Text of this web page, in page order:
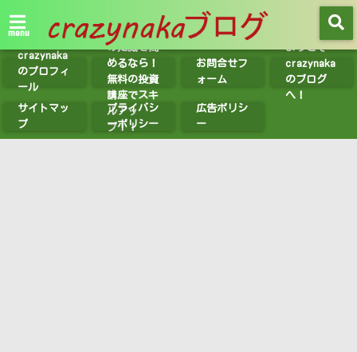
menu
crazynaka
のプロフィ
ール
紹介】投資
の知識を高
めるなら！
無料の投資
講座でスキ
ルアッ
プ！！
お問合せフ
ォーム
ようこそ
crazynaka
のブログ
へ！
サイトマッ
プ
プライバシ
ーポリシー
広告ポリシ
ー